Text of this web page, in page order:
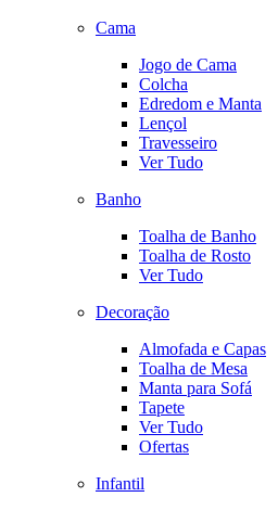
Cama
Jogo de Cama
Colcha
Edredom e Manta
Lençol
Travesseiro
Ver Tudo
Banho
Toalha de Banho
Toalha de Rosto
Ver Tudo
Decoração
Almofada e Capas
Toalha de Mesa
Manta para Sofá
Tapete
Ver Tudo
Ofertas
Infantil